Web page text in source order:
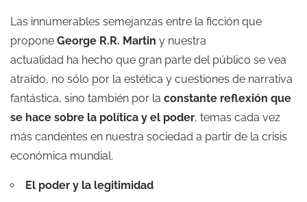
Las innumerables semejanzas entre la ficción que
propone George R.R. Martin y nuestra
actualidad ha hecho que gran parte del público se vea
atraído, no sólo por la estética y cuestiones de narrativa
fantástica, sino también por la constante reflexión que
se hace sobre la política y el poder, temas cada vez
más candentes en nuestra sociedad a partir de la crisis
económica mundial.
El poder y la legitimidad